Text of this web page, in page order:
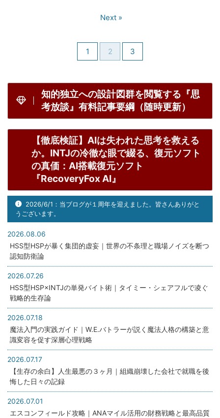
HSS型HSP×INTJの単発バイト術｜タイミー・シェアフルで凌
魔法入門の実践ガイド｜W.E.バトラーが説く魔法人格の構築と
2026.07.17
【生存の余白】人生最悪の３ヶ月｜組織崩壊した会社で就職を
後悔した日々の記録
エスコンフィールド攻略｜ANAマイル活用の財務戦略と最高品
質の観戦体験
ブログランキング参加中です。
HSS型HSPやINTJの生存戦略を、より多くの
同志に届けるため、応援クリックにご協力を
お願いします。あなたの1票が、情報の拡散
力を高めます。
1 2 3
Next »
知的独立への設計図群を閲覧する『思
考放談』有料記事要綱（随時更新）
【徹底検証】AIは失われた思考を救える
か。INTJの冷徹な眼で綴る、復元ソフト
の真価：AI搭載復元ソフト
『RecoveryFox AI』
2026/6/1：当ブログが１周年を迎えました。皆さんありがと
うございます。
2026.08.06
HSS型HSPが暴く集団的虚妄｜世界の不条理と職場ノイズを断つ
認知防衛論
2026.07.26
HSS型HSP×INTJの単発バイト術｜タイミー・シェアフルで凌ぐ
戦略的生存論
2026.07.18
魔法入門の実践ガイド｜W.E.バトラーが説く魔法人格の構築と意
識変容を促す深層心理戦略
2026.07.17
【生存の余白】人生最悪の３ヶ月｜組織崩壊した会社で就職を後
悔した日々の記録
2026.07.01
エスコンフィールド攻略｜ANAマイル活用の財務戦略と最高品質